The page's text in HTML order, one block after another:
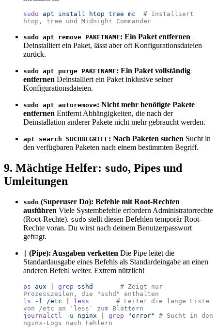
sudo apt install htop tree mc
  # Installiert
htop, tree und Midnight Commander
sudo apt remove PAKETNAME: Ein Paket entfernen
Deinstalliert ein Paket, lässt aber oft Konfigurationsdateien
zurück.
sudo apt purge PAKETNAME: Ein Paket vollständig
entfernen Deinstalliert ein Paket inklusive seiner
Konfigurationsdateien.
sudo apt autoremove: Nicht mehr benötigte Pakete
entfernen Entfernt Abhängigkeiten, die nach der
Deinstallation anderer Pakete nicht mehr gebraucht werden.
apt search SUCHBEGRIFF: Nach Paketen suchen Sucht in
den verfügbaren Paketen nach einem bestimmten Begriff.
9. Mächtige Helfer: sudo, Pipes und
Umleitungen
sudo (Superuser Do): Befehle mit Root-Rechten
ausführen Viele Systembefehle erfordern Administratorrechte
(Root-Rechte). sudo stellt diesen Befehlen temporär Root-
Rechte voran. Du wirst nach deinem Benutzerpasswort
gefragt.
(Pipe): Ausgaben verketten Die Pipe leitet die
Standardausgabe eines Befehls als Standardeingabe an einen
anderen Befehl weiter. Extrem nützlich!
ps aux grep sshd
       # Zeigt nur
Prozesszeilen, die "sshd" enthalten
ls -l /etc less
       # Leitet die lange Liste
von /etc an `less` zum Blättern
journalctl
-u nginx grep "error"
# Sucht in den
nginx-Logs nach Fehlern